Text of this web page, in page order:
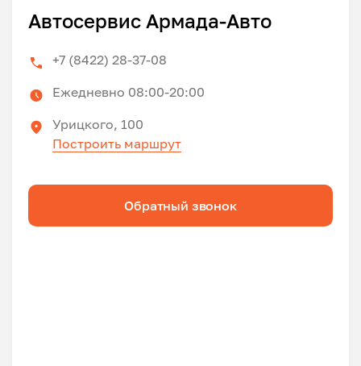
Автосервис Армада-Авто
+7 (8422) 28-37-08
Ежедневно 08:00-20:00
Урицкого, 100
Построить маршрут
Обратный звонок